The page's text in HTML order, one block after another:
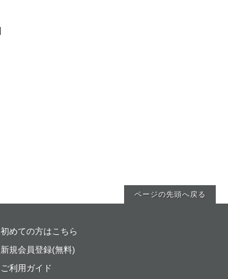
ページの先頭へ戻る
初めての方はこちら
新規会員登録(無料)
ご利用ガイド